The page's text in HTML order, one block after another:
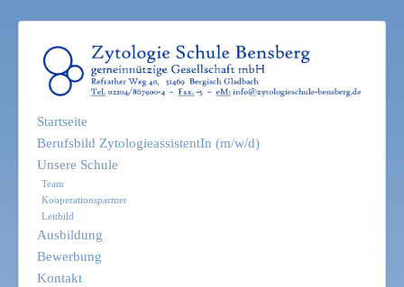
Startseite
Berufsbild ZytologieassistentIn (m/w/d)
Unsere Schule
Team
Kooperationspartner
Leitbild
Ausbildung
Bewerbung
Kontakt